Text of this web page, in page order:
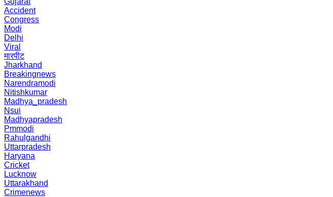
Accident
Congress
Modi
Delhi
Viral
मारपीट
Jharkhand
Breakingnews
Narendramodi
Nitishkumar
Madhya_pradesh
Nsui
Madhyapradesh
Pmmodi
Rahulgandhi
Uttarpradesh
Haryana
Cricket
Lucknow
Uttarakhand
Crimenews